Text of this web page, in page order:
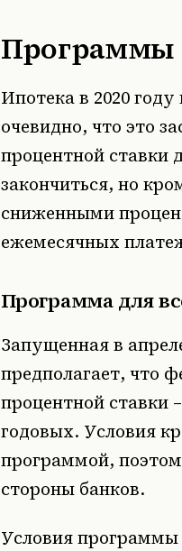
Программы
Ипотека в 2020
очевидно, что это
процентной ставки
закончиться, но
сниженными
ежемесячных
Программа для
Запущенная в
предполагает, что
процентной ставки
годовых. Условия
программой,
стороны банков.
Условия программы